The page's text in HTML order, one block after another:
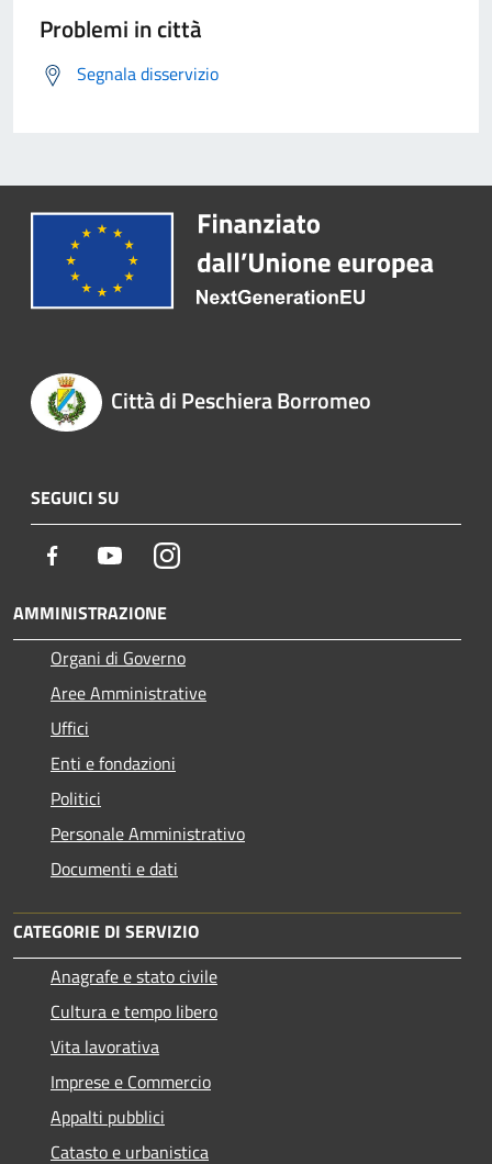
Problemi in città
Segnala disservizio
Città di Peschiera Borromeo
SEGUICI SU
Facebook YoutubeInstagram
AMMINISTRAZIONE
Organi di Governo
Aree Amministrative
Uffici
Enti e fondazioni
Politici
Personale Amministrativo
Documenti e dati
CATEGORIE DI SERVIZIO
Anagrafe e stato civile
Cultura e tempo libero
Vita lavorativa
Imprese e Commercio
Appalti pubblici
Catasto e urbanistica